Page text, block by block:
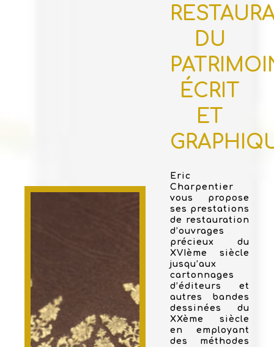
DU
ÉCRIT
ET
Eric
Charpentier
vous propose
ses prestations
de restauration
d’ouvrages
précieux du
XVIème siècle
jusqu’aux
cartonnages
d’éditeurs et
autres bandes
dessinées du
XXème siècle
en employant
des méthodes